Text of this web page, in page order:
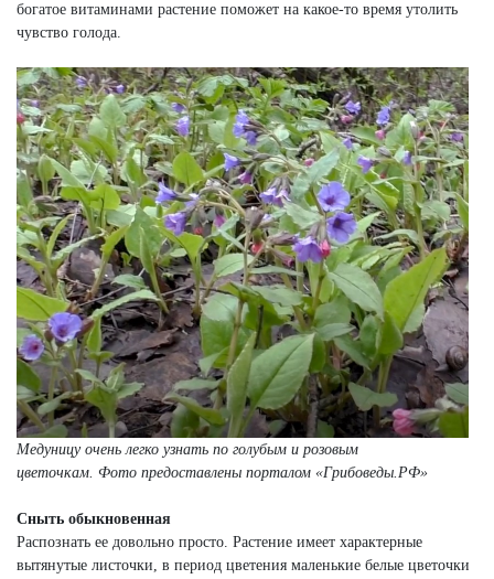
богатое витаминами растение поможет на какое-то время утолить
чувство голода.
Медуницу очень легко узнать по голубым и розовым
цветочкам. Фото предоставлены порталом «Грибоведы.РФ»
Сныть обыкновенная
Распознать ее довольно просто. Растение имеет характерные
вытянутые листочки, в период цветения маленькие белые цветочки